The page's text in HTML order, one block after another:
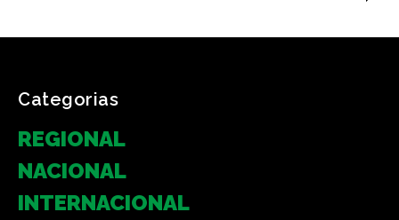
Categorias
REGIONAL
NACIONAL
INTERNACIONAL